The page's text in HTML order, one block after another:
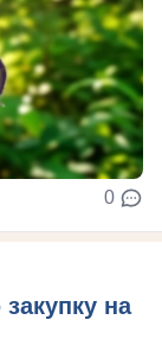
0
на